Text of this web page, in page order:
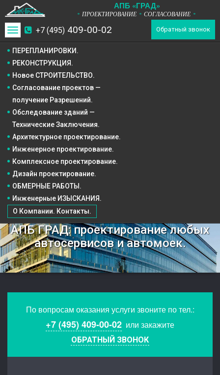
АПБ «ГРАД»
* ПРОЕКТИРОВАНИЕ * СОГЛАСОВАНИЕ *
+7 (495) 409-00-02 Обратный звонок
Toggle
navigation
ПЕРЕПЛАНИРОВКИ.
РЕКОНСТРУКЦИЯ.
Новое СТРОИТЕЛЬСТВО.
ОБМЕРНЫЕ РАБОТЫ.
Инженерные ИЗЫСКАНИЯ.
О Компании. Контакты.
Согласование проектов —
получение Разрешений.
Обследование зданий —
Технические Заключения.
Архитектурное проектирование.
Инженерное проектирование.
Комплексное проектирование.
Дизайн проектирование.
АПБ ГРАД: проектирование любых
автосервисов и автомоек.
По вопросам оказания услуги звоните по тел.:
+7 (495) 409-00-02 или закажите
ОБРАТНЫЙ ЗВОНОК